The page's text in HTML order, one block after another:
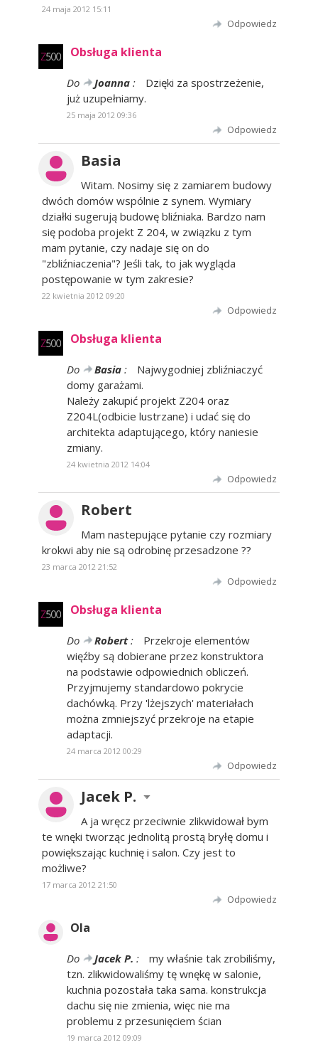
24 maja 2012 15:11
Odpowiedz
Obsługa klienta
Do Joanna :
Dzięki za spostrzeżenie,
już uzupełniamy.
25 maja 2012 09:36
Odpowiedz
Basia
Witam. Nosimy się z zamiarem budowy
dwóch domów wspólnie z synem. Wymiary
działki sugerują budowę bliźniaka. Bardzo nam
się podoba projekt Z 204, w związku z tym
mam pytanie, czy nadaje się on do
"zbliźniaczenia"? Jeśli tak, to jak wygląda
postępowanie w tym zakresie?
22 kwietnia 2012 09:20
Odpowiedz
Obsługa klienta
Do Basia :
Najwygodniej zbliźniaczyć
domy garażami.
Należy zakupić projekt Z204 oraz
Z204L(odbicie lustrzane) i udać się do
architekta adaptującego, który naniesie
zmiany.
24 kwietnia 2012 14:04
Odpowiedz
Robert
Mam nastepujące pytanie czy rozmiary
krokwi aby nie są odrobinę przesadzone ??
23 marca 2012 21:52
Odpowiedz
Obsługa klienta
Do Robert:
Przekroje elementów
więźby są dobierane przez konstruktora
na podstawie odpowiednich obliczeń.
Przyjmujemy standardowo pokrycie
dachówką. Przy 'lżejszych' materiałach
można zmniejszyć przekroje na etapie
adaptacji.
24 marca 2012 00:29
Odpowiedz
Jacek P.
A ja wręcz przeciwnie zlikwidował bym
te wnęki tworząc jednolitą prostą bryłę domu i
powiększając kuchnię i salon. Czy jest to
możliwe?
17 marca 2012 21:50
Odpowiedz
Ola
Do Jacek P. :
my właśnie tak zrobiliśmy,
tzn. zlikwidowaliśmy tę wnękę w salonie,
kuchnia pozostała taka sama. konstrukcja
dachu się nie zmienia, więc nie ma
problemu z przesunięciem ścian
19 marca 2012 09:09